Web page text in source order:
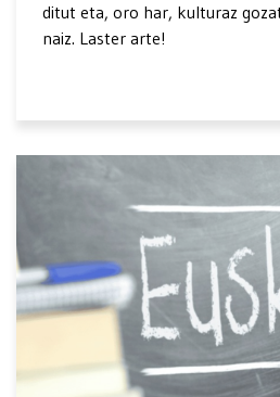
ditut eta, oro har, kulturaz
naiz. Laster arte!